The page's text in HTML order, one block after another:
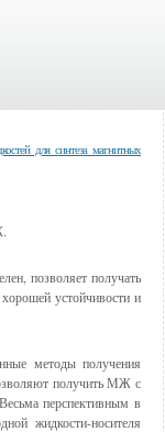
для синтеза магнитных
позволяет получать
устойчивости и
методы получения
получить МЖ с
перспективным в
жидкости-носителя